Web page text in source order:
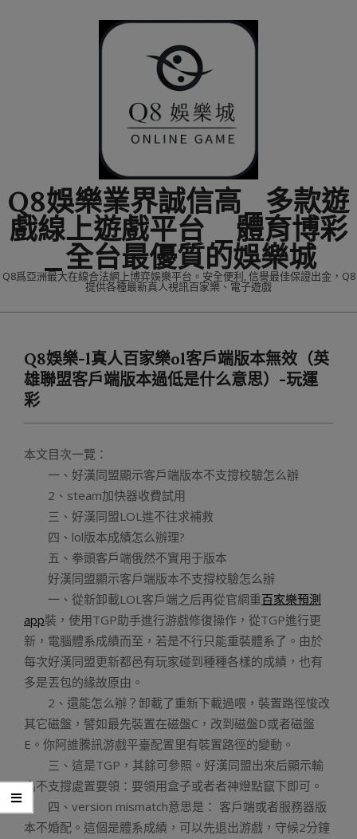
Q8娛樂業界誠信高_多款遊
戲線上遊戲平台 _體育博彩
_全台最優質的娛樂城
Q8爲亞洲最大在線合法網上博弈娛樂平台。安全便利, 信譽最佳保證出金，Q8
提供各種最新真人視訊百家樂、電子遊戲
MenuQ8娛樂-l真人百家樂ol客戶端版本無效（英
雄聯盟客戶端版本過低是什么意思）-玩運
彩
本文目次一覽：
一、好漢同盟顯示客戶端版本不支撐校驗怎么辦
2、steam加快器收費試用
三、好漢同盟LOL進不往求補救
四、lol版本成績怎么辦理?
五、拳頭客戶端俄然不實用于版本
好漢同盟顯示客戶端版本不支撐校驗怎么辦
一、從新卸載LOL客戶端之后再從官網重百家樂預測
app裝，使用TGP助手進行游戲修復操作，從TGP進行更
新，電腦體系成績而至，若是不行只能重裝體系了。由於
每次好漢同盟更新都邑有玩家碰到種種各樣的成績，也有
多是丟包的緣故原由。
2、還能怎么辦？卸載了重新下載過喂，裝置路徑悛改
其它磁盤，譬如最先裝置在磁盤C，改到磁盤D或者磁盤
E。你阿誰騰訊游戲平臺配置里有裝置路徑的變動。
三、這是TGP，其餘可參照。好漢同盟出來后顯示輸
出不支撐處置要領：要領用盒子或者者神燈點竄下即可。
四、version mismatch意思是： 客戶端或者服務器版
本不婚配。這個是體系成績，可以先退出游戲，守候2分鐘